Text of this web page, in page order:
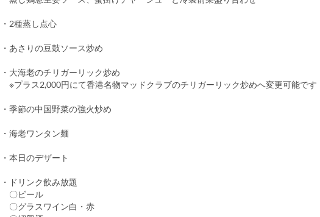
・2種蒸し点心
・あさりの豆鼓ソース炒め
・大海老のチリガーリック炒め
※プラス2,000円にて香港名物マッドクラブのチリガーリック炒めへ変更可能です
・季節の中国野菜の強火炒め
・海老ワンタン麺
・本日のデザート
・ドリンク飲み放題
〇ビール
〇グラスワイン白・赤